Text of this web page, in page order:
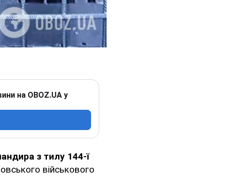
на OBOZ.UA у
з тилу 144-ї
військового